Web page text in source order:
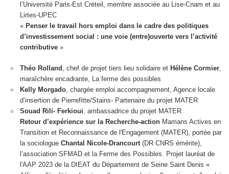
l’Université Paris-Est Créteil, membre associée au Lise-Cnam et au
Lirtes-UPEC
« Penser le travail hors emploi dans le cadre des politiques
d’investissement social : une voie (entre)ouverte vers l’activité
contributive »
Théo Rolland , chef de projet tiers lieu solidaire et Hélène Cormier
maraîchère encadrante, La ferme des possibles
Kelly Morgado , chargée emploi accompagnement, Agence locale
d’insertion de Pierrefitte/Stains- Partenaire du projet MATER
Souad Rili- Ferkioui , ambassadrice du projet MATER
Retour d’expérience sur la Recherche-action Mamans Actives en
Transition et Reconnaissance de l'Engagement (MATER), portée par
la sociologue Chantal Nicole-Drancourt (DR CNRS émérite),
l’association SFMAD et la Ferme des Possibles. Projet lauréat de
l'AAP 2023 de la DIEAT du Département de Seine Saint Denis «